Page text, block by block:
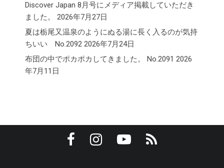
Discover Japan 8月号にメディア掲載していただき
ました。
2026年7月27日
夏は栃尾又温泉のようにぬる湯に長く入るのが気持
ちいい No.2092 2026年7月24日
布団の中でポカポカしてきました。 No.2091 2026
年7月11日